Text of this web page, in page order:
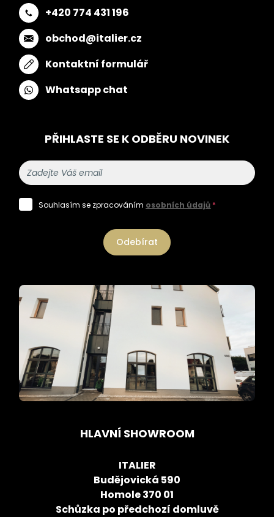
+420 774 431 196
obchod@italier.cz
Kontaktní formulář
Whatsapp chat
PŘIHLASTE SE K ODBĚRU NOVINEK
Souhlasím se zpracováním osobních údajů *
Odebírat
HLAVNÍ SHOWROOM
ITALIER
Budějovická 590
Homole 370 01
Schůzka po předchozí domluvě